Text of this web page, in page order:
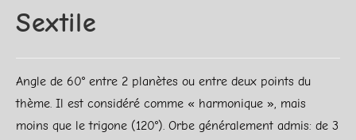
Sextile
Angle de 60° entre 2 planètes ou entre deux points du
thème. Il est considéré comme « harmonique », mais
moins que le trigone (120°). Orbe généralement admis: de 3